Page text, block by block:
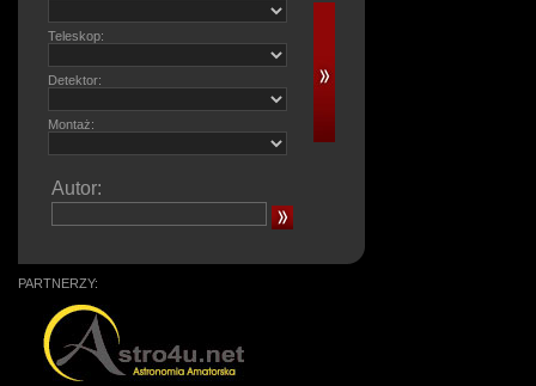
Teleskop:
Detektor:
Montaż:
Autor:
PARTNERZY: